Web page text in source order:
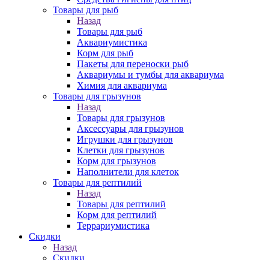
Товары для рыб
Назад
Товары для рыб
Аквариумистика
Корм для рыб
Пакеты для переноски рыб
Аквариумы и тумбы для аквариума
Химия для аквариума
Товары для грызунов
Назад
Товары для грызунов
Аксессуары для грызунов
Игрушки для грызунов
Клетки для грызунов
Корм для грызунов
Наполнители для клеток
Товары для рептилий
Назад
Товары для рептилий
Корм для рептилий
Террариумистика
Скидки
Назад
Скидки